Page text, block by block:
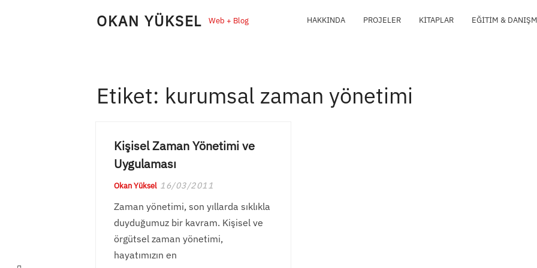
OKAN YÜKSEL Web + Blog HAKKINDA PROJELER KITAPLAR EĞITIM &
Etiket: kurumsal zaman yönetimi
Kişisel Zaman Yönetimi ve
Uygulaması
Okan Yüksel 16/03/2011
Zaman yönetimi, son yıllarda sıklıkla
duyduğumuz bir kavram. Kişisel ve
örgütsel zaman yönetimi,
hayatımızın en